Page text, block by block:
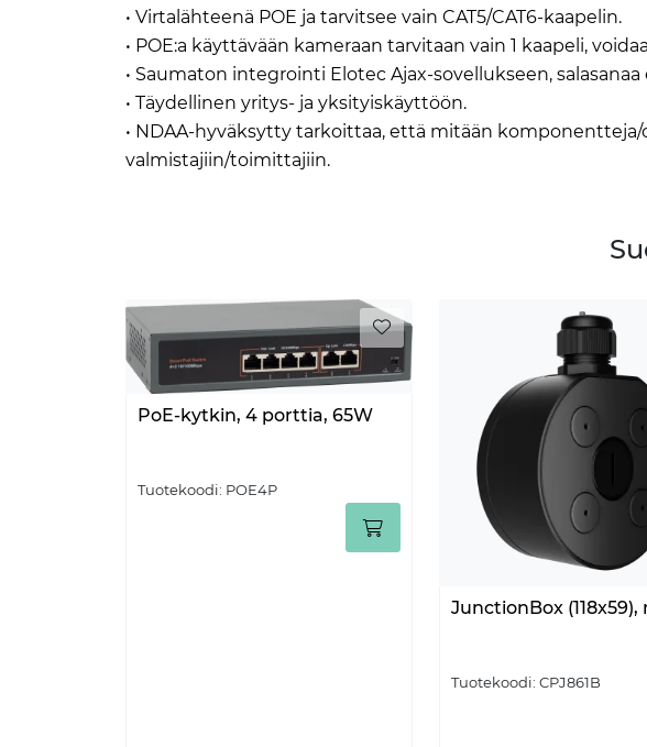
• Virtalähteenä POE ja tarvitsee vain CAT5/CAT6-kaapelin.
• POE:a käyttävään kameraan tarvitaan vain 1 kaapeli,
• Saumaton integrointi Elotec Ajax-sovellukseen, salasanaa
• Täydellinen yritys- ja yksityiskäyttöön.
• NDAA-hyväksytty tarkoittaa, että mitään
valmistajiin/toimittajiin.
PoE-kytkin, 4 porttia, 65W
Tuotekoodi: POE4P
JunctionBox (118x59),
Tuotekoodi: CPJ861B